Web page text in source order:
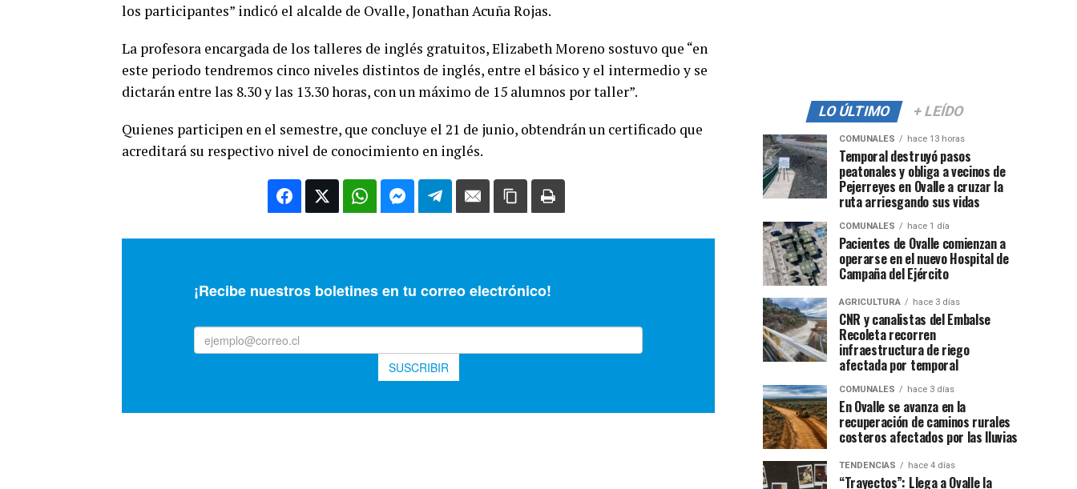
los participantes” indicó el alcalde de Ovalle, Jonathan Acuña Rojas.
La profesora encargada de los talleres de inglés gratuitos, Elizabeth Moreno sostuvo que “en
este periodo tendremos cinco niveles distintos de inglés, entre el básico y el intermedio y se
dictarán entre las 8.30 y las 13.30 horas, con un máximo de 15 alumnos por taller”.
Quienes participen en el semestre, que concluye el 21 de junio, obtendrán un certificado que
acreditará su respectivo nivel de conocimiento en inglés.
LO ÚLTIMO + LEÍDO
COMUNALES hace 13 horas
Temporal destruyó pasos
peatonales y obliga a vecinos de
Pejerreyes en Ovalle a cruzar la
ruta arriesgando sus vidas
COMUNALES hace 1 día
Pacientes de Ovalle comienzan a
operarse en el nuevo Hospital de
Campaña del Ejército
AGRICULTURA hace 3 días
CNR y canalistas del Embalse
Recoleta recorren
infraestructura de riego
afectada por temporal
COMUNALES hace 3 días
En Ovalle se avanza en la
recuperación de caminos rurales
costeros afectados por las lluvias
TENDENCIAS hace 4 días
“Trayectos”: Llega a Ovalle la